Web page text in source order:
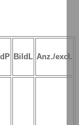
BildL Anz./excl.